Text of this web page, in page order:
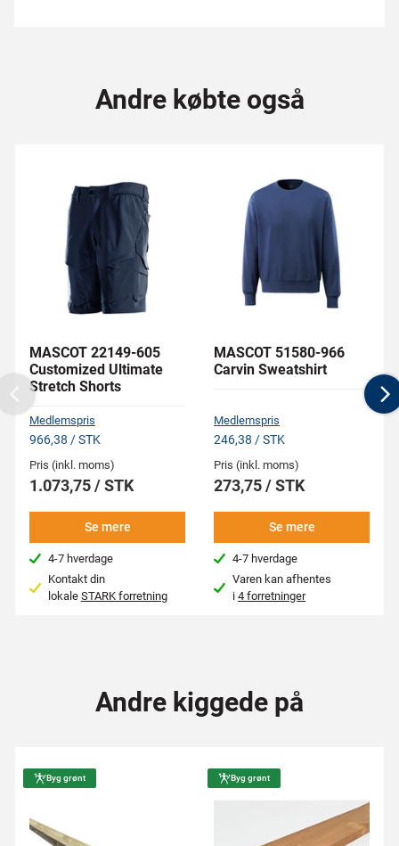
Andre købte også
MASCOT 22149-605
Customized Ultimate
Stretch Shorts
Medlemspris
966,38 / STK
Pris (inkl. moms)
1.073,75 / STK
Se mere
4-7 hverdage
Kontakt din
lokale STARK forretning
MASCOT 51580-966
Carvin Sweatshirt
Medlemspris
246,38 / STK
Pris (inkl. moms)
273,75 / STK
Se mere
4-7 hverdage
Varen kan afhentes
i4 forretninger
Previous
Andre kiggede på
Byg grønt Byg grønt